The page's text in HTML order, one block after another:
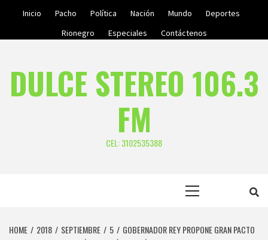
Inicio Pacho Política Nación Mundo
Deportes
Rionegro
Especiales Contáctenos
DULCE STEREO 106.3
FM
CEL: 3102535388
HOME 2018 SEPTIEMBRE 5
GOBERNADOR REY PROPONE GRAN PACTO